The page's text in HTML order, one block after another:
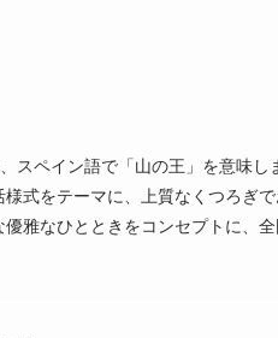
スペイン語で「山の王」を意味
式をテーマに、上質なくつろぎ
雅なひとときをコンセプトに、